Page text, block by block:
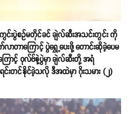
င်းပွဲစဥ်မတိုင်ခင် ချဲလ်ဆီးအသင်းတွင်း ကို
တာကြောင့် ပွဲရွှေ့ပေးဖို့ တောင်းဆိုခဲ့ပေမ
ြောင့် ဝုလ်ဗ်နဲ့ပွဲမှာ ချဲလ်ဆီးတို့ အရံ
င်းတင်နိုင်ခဲ့သလို ဒီအထဲမှာ ဂိုးသမား (၂)